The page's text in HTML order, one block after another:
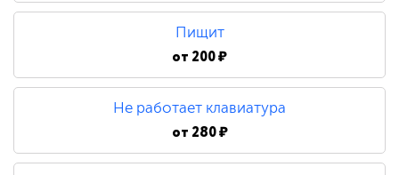
Пищит
от 200 ₽
Не работает клавиатура
от 280 ₽